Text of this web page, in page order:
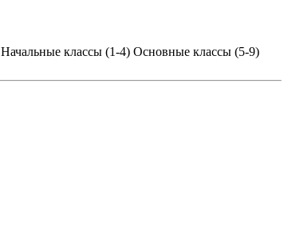
Начальные классы (1-4) Основные классы (5-9)